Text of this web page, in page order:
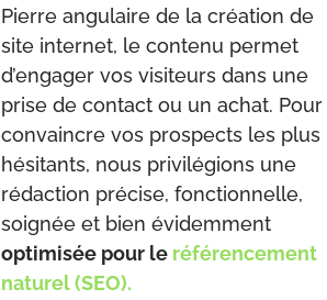
Pierre angulaire de la création de
site internet, le contenu permet
d’engager vos visiteurs dans une
prise de contact ou un achat. Pour
convaincre vos prospects les plus
hésitants, nous privilégions une
rédaction précise, fonctionnelle,
soignée et bien évidemment
optimisée pour le référencement
naturel (SEO).